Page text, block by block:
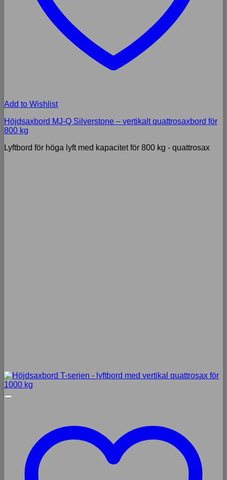
Add to Wishlist
Höjdsaxbord MJ-Q Silverstone – vertikalt quattrosaxbord för
800 kg
Lyftbord för höga lyft med kapacitet för 800 kg - quattrosax